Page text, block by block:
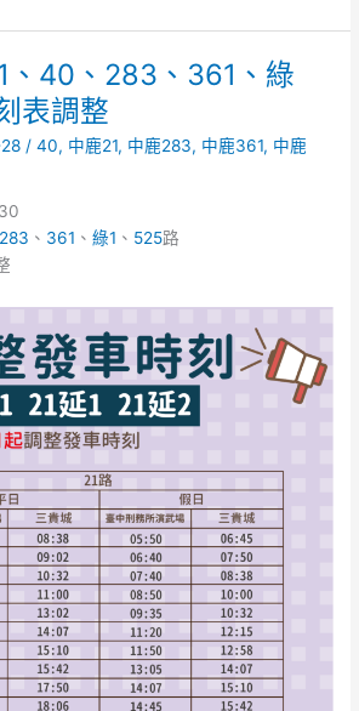
、40、283、361、綠
表調整
28/40, 中鹿21, 中鹿283, 中鹿361, 中鹿
283 、 361 、綠1 、 525路